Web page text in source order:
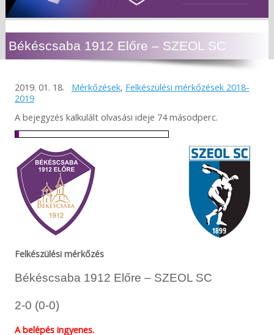
Békéscsaba 1912 Előre – SZEOL SC
2019. 01. 18. Mérkőzések, Felkészülési mérkőzések 2018-
2019
A bejegyzés kalkulált olvasási ideje 74 másodperc.
Felkészülési mérkőzés
Békéscsaba 1912 Előre – SZEOL SC
2-0 (0-0)
A belépés ingyenes.